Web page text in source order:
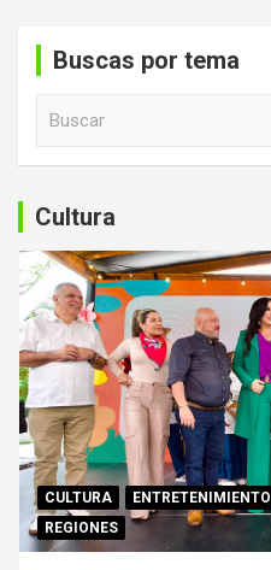
Buscas por tema
a
r
Cultura
CULTURA ENTRETENIMIENTO
REGIONES